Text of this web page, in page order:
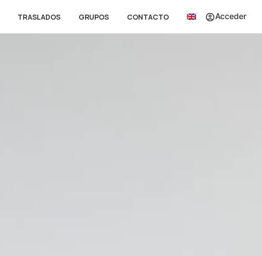
TRASLADOS GRUPOS CONTACTO Acceder